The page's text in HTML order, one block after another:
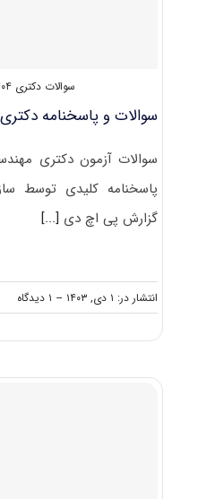
سوالات دکتری ۱۴۰۴
سوالات و پاسخنامه دکتری
پاسخنامه کلیدی توسط
گزارش پی اچ دی [...]
انتشار در: ۱ دی, ۱۴۰۳ -- ۱ دیدگاه
on